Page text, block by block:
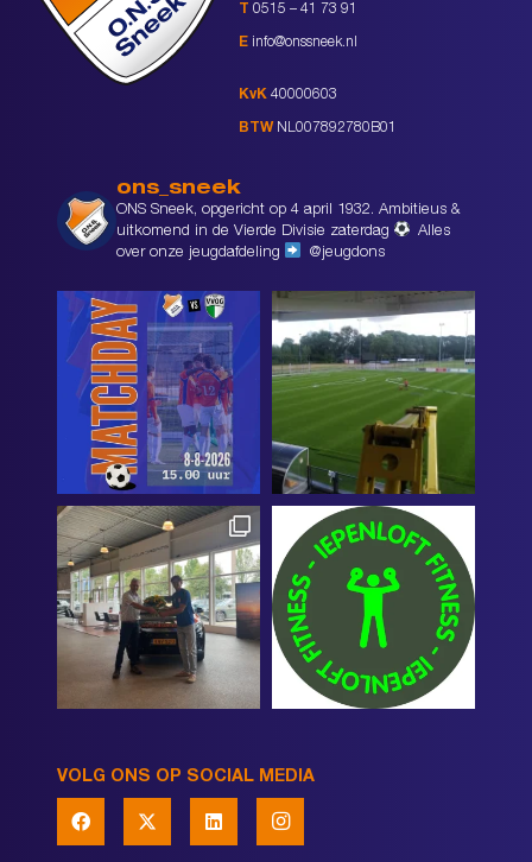
T 0515 – 41 73 91
E info@onssneek.nl
KvK 40000603
BTW NL007892780B01
ons_sneek
ONS Sneek, opgericht op 4 april 1932. Ambitieus &
uitkomend in de Vierde Divisie zaterdag
Alles
over onze jeugdafdeling
@jeugdons
VOLG ONS OP SOCIAL MEDIA